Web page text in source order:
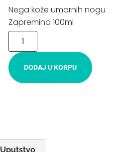
Nega kože umornih nogu
Zapremina 100ml
DODAJ U KORPU
Uputstvo